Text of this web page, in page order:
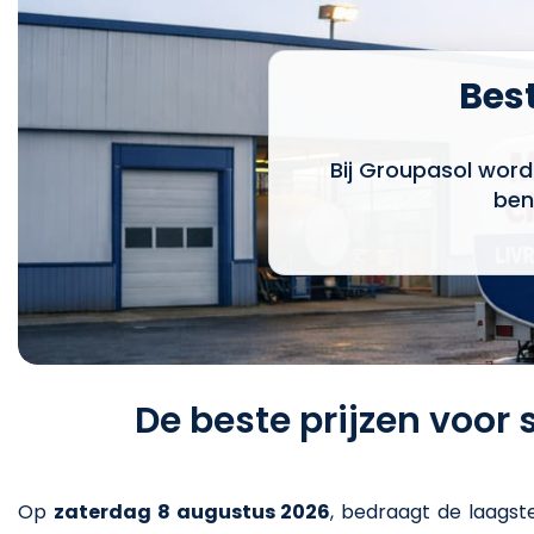
Bij Groupasol
De beste prijzen
Op zaterdag 8 augustus 2026, bedraagt de